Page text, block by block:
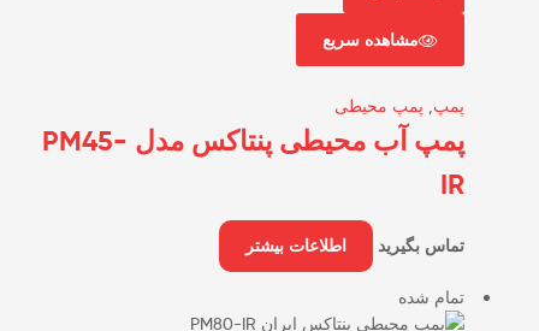
مشاهده سریع
پمپ پمپ محیطی
پمپ آب محیطی پنتاکس مدل PM45-
IR
تماس بگیرید اطلاعات بیشتر
تمام شده